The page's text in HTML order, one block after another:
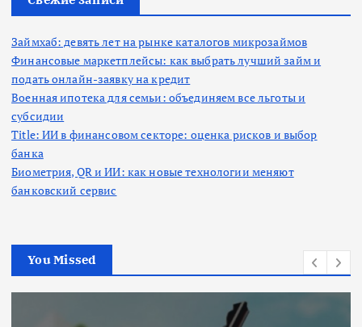
Займхаб: девять лет на рынке каталогов микрозаймов
Финансовые маркетплейсы: как выбрать лучший займ и
подать онлайн-заявку на кредит
Военная ипотека для семьи: объединяем все льготы и
субсидии
Title: ИИ в финансовом секторе: оценка рисков и выбор
банка
Биометрия, QR и ИИ: как новые технологии меняют
банковский сервис
You Missed